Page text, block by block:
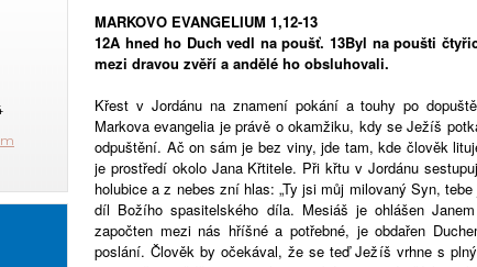
MARKOVO EVANGELIUM 1,12-13
12A hned ho Duch vedl na poušť. 13Byl na poušti
mezi dravou zvěří a andělé ho obsluhovali.
Křest v Jordánu na znamení pokání a touhy po
Markova evangelia je právě o okamžiku, kdy se Ježíš
odpuštění. Ač on sám je bez viny, jde tam, kde člověk
je prostředí okolo Jana Křtitele. Při křtu v Jordánu
holubice a z nebes zní hlas: „Ty jsi můj milovaný Syn,
díl Božího spasitelského díla. Mesiáš je ohlášen
započten mezi nás hříšné a potřebné, je obdařen
poslání. Člověk by očekával, že se teď Ježíš vrhne s